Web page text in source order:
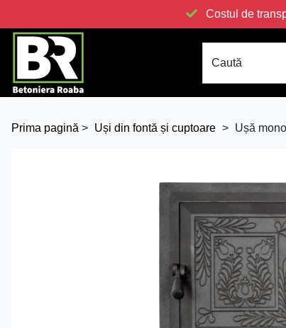
Costul de
Caută
Prima pagină > Uși din fontă și cuptoare > Ușă